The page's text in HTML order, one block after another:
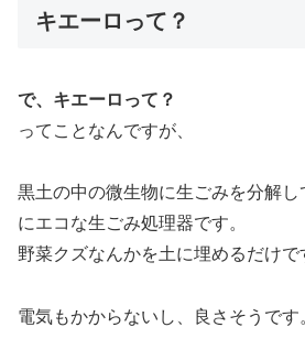
キエーロって？
​​​で、キエーロって？​​​
ってことなんですが、
黒土の中の微生物に生ごみを分解
にエコな生ごみ処理器です。
野菜クズなんかを土に埋めるだけで
電気もかからないし、良さそうです